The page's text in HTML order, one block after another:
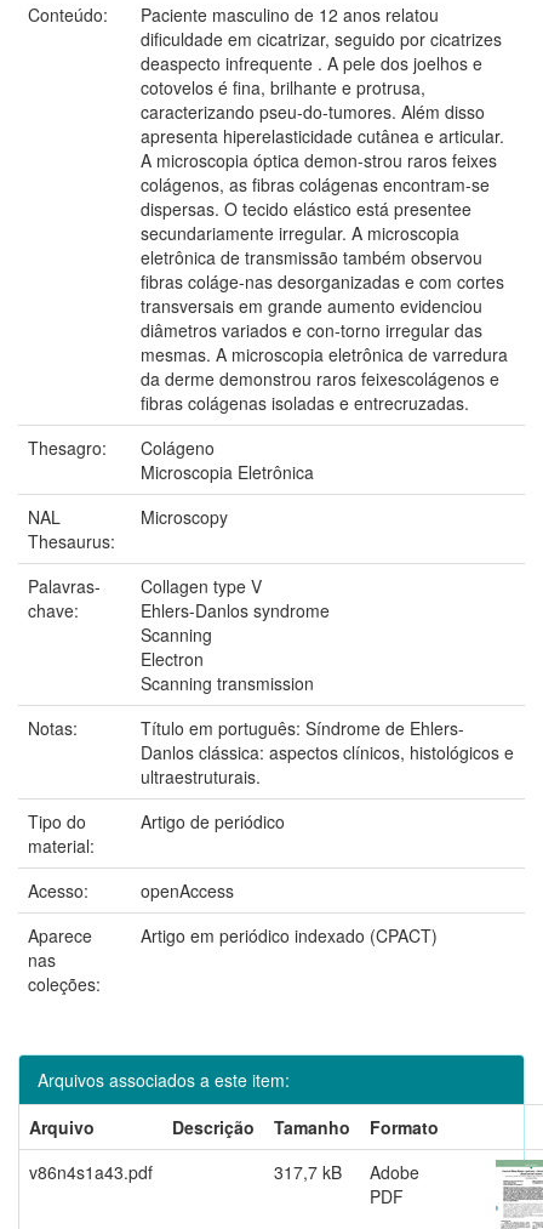
Conteúdo:
Paciente masculino de 12 anos relatou
dificuldade em cicatrizar, seguido por cicatrizes
deaspecto infrequente . A pele dos joelhos e
cotovelos é fina, brilhante e protrusa,
caracterizando pseu-do-tumores. Além disso
apresenta hiperelasticidade cutânea e articular.
A microscopia óptica demon-strou raros feixes
colágenos, as fibras colágenas encontram-se
dispersas. O tecido elástico está presentee
secundariamente irregular. A microscopia
eletrônica de transmissão também observou
fibras coláge-nas desorganizadas e com cortes
transversais em grande aumento evidenciou
diâmetros variados e con-torno irregular das
mesmas. A microscopia eletrônica de varredura
da derme demonstrou raros feixescolágenos e
fibras colágenas isoladas e entrecruzadas.
Thesagro:
Colágeno
Microscopia Eletrônica
NAL
Thesaurus:
Microscopy
Palavras-
chave:
Collagen type V
Ehlers-Danlos syndrome
Scanning
Electron
Scanning transmission
Notas:
Título em português: Síndrome de Ehlers-
Danlos clássica: aspectos clínicos, histológicos e
ultraestruturais.
Tipo do
material:
Artigo de periódico
Acesso:
openAccess
Aparece
nas
coleções:
Artigo em periódico indexado (CPACT)
Arquivos associados a este item:
Arquivo
Descrição Tamanho
Formato
v86n4s1a43.pdf
317,7 kB
Adobe
PDF